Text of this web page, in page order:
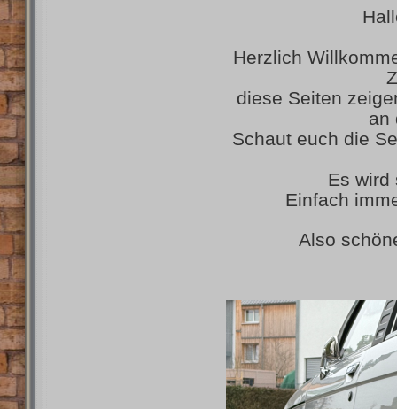
Herzlich
diese Seiten
an
Schaut euch die
Es wird
Einfach
Also